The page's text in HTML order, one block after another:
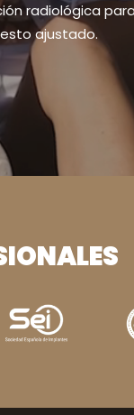
radiológica
ajustado.